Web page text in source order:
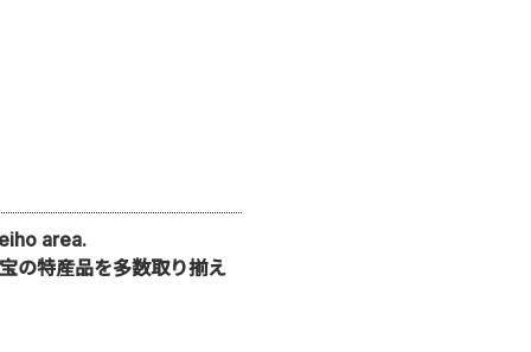
area.
の特産品を多数取り揃え